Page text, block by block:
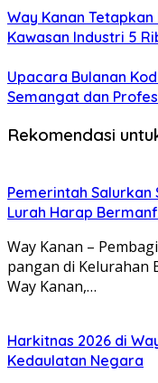
Way Kanan Tetapkan
Kawasan Industri 5
Upacara Bulanan
Semangat dan
Rekomendasi
Pemerintah Salurkan
Lurah Harap
Way Kanan –
pangan di Kelurahan
Way Kanan,…
Harkitnas 2026 di
Kedaulatan Negara